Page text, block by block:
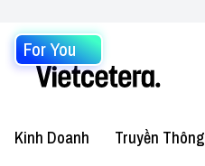
For You
Kinh Doanh Truyền Thông